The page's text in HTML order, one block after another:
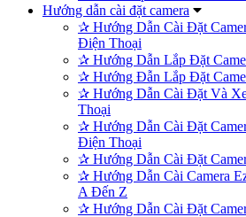
Hướng dẫn cài đặt camera
✰ Hướng Dẫn Cài Đặt
Điện Thoại
✰ Hướng Dẫn Lắp Đặt
✰ Hướng Đẫn Lắp Đặt
✰ Hướng Dẫn Cài Đặt Và
Thoại
✰ Hướng Dẫn Cài Đặt
Điện Thoại
✰ Hướng Dẫn Cài Đặt
✰ Hướng Dẫn Cài Camera
A Đến Z
✰ Hướng Dẫn Cài Đặt